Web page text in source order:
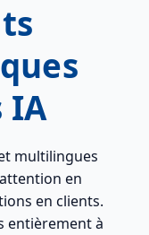
IA
multilingues
en
en clients.
entièrement à